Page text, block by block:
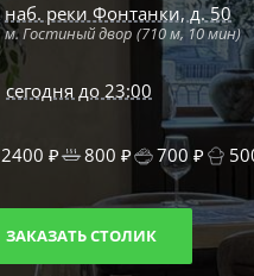
наб. реки Фонтанки, д. 50
м. Гостиный двор (710 м, 10 мин)
сегодня до 23:00
2400 ₽ 800 ₽ 700 ₽
ЗАКАЗАТЬ СТОЛИК